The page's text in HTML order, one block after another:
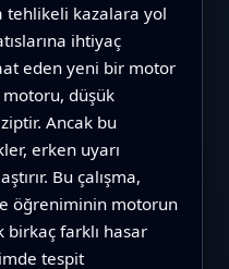
tehlikeli kazalara yol
ihtiyaç
eden yeni bir motor
düşük
Ancak bu
erken uyarı
Bu çalışma,
öğreniminin motorun
birkaç farklı hasar
tespit